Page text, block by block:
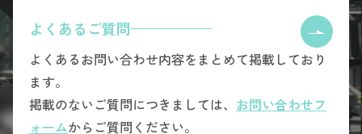
よくあるご質問
よくあるお問い合わせ内容をまとめて掲載しており
ます。
掲載のないご質問につきましては、 お問い合わせフ
ォームからご質問ください。